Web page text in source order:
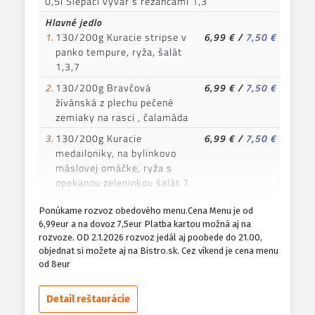
Hlavné jedlo
1. 130/200g Kuracie stripse v
panko tempure, ryža, šalát
1,3,7
6,99 €/ 7,50 €
2. 130/200g Bravčová
žívánská z plechu pečené
zemiaky na rasci , čalamáda
6,99 €/ 7,50 €
3. 130/200g Kuracie
medailoniky, na bylinkovo
máslovej omáčke, ryža s
opekanou zeleninkou šalát 7
6,99 €/ 7,50 €
130/200g Trhané bravčové
mäso ,hranolky šalát ,
americký dresing 7
6,99 € 7,50 €
5. 130/200g Bravčový alebo
kurací rezeň v panko
strúhanke,pečené zemiaky
šalát 1,3,7
6,99 € /7,50 €
Ponúkame rozvoz obedového menu.Cena Menu je od
6,99eur a na dovoz 7,5eur Platba kartou možná aj na
rozvoze. OD 2.1.2026 rozvoz jedál aj poobede do 21.00,
objednat si možete aj na Bistro.sk. Cez víkend je cena menu
od 8eur
Detail reštaurácie